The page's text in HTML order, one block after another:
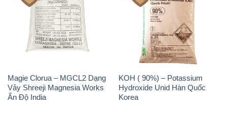
Magie Clorua – MGCL2 Dạng
Vảy Shreeji Magnesia Works
Ấn Độ India
KOH ( 90%) – Potassium
Hydroxide Unid Hàn Quốc
Korea